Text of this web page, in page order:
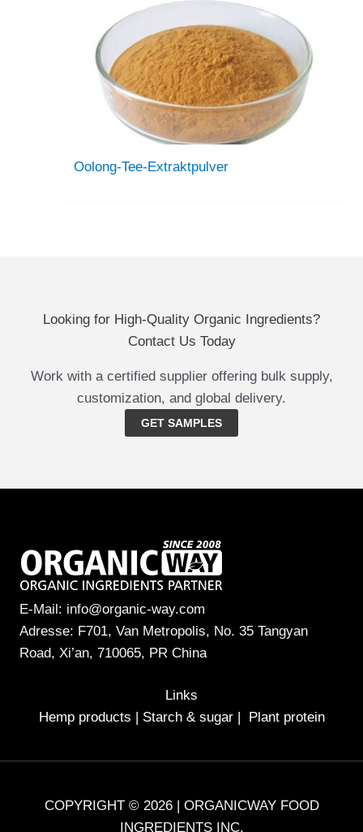
Oolong-Tee-Extraktpulver
Looking for High-Quality Organic Ingredients?
Contact Us Today
Work with a certified supplier offering bulk supply,
customization, and global delivery.
GET SAMPLES
E-Mail: info@organic-way.com
Adresse: F701, Van Metropolis, No. 35 Tangyan
Road, Xi’an, 710065, PR China
Links
Hemp products
Starch & sugar| Plant protein
COPYRIGHT © 2026 | ORGANICWAY FOOD
INGREDIENTS INC.